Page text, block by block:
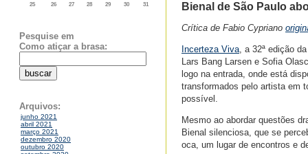
25
26 27 28 29 30 31
Pesquise em
Como atiçar a brasa:
Arquivos:
junho 2021
abril 2021
março 2021
dezembro 2020
outubro 2020
Bienal de São Paulo
Crítica de Fabio Cypriano
Incerteza Viva, a 32ª edição
Lars Bang Larsen e Sofia
logo na entrada, onde está
transformados pelo artista em
possível.
Mesmo ao abordar questões
Bienal silenciosa, que se
oca, um lugar de encontros e